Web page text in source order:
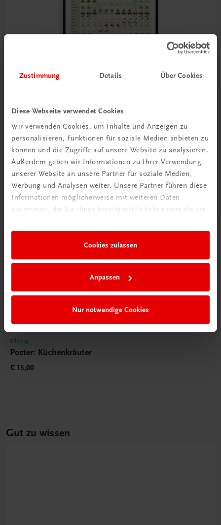
Zustimmung Details Über Cookies
Diese Webseite verwendet Cookies
Wir verwenden Cookies, um Inhalte und Anzeigen zu
personalisieren, Funktionen für soziale Medien anbieten zu
können und die Zugriffe auf unsere Website zu analysieren.
Außerdem geben wir Informationen zu Ihrer Verwendung
unserer Website an unsere Partner für soziale Medien,
Werbung und Analysen weiter. Unsere Partner führen diese
Informationen möglicherweise mit weiteren Daten
zusammen, die Sie ihnen bereitgestellt haben oder die sie
Cookies zulassen
Anpassen
Nur notwendige Cookies
Bildung
Bildung
Poster: Küchenkräuter
€ 15,00
Gut zu wissen